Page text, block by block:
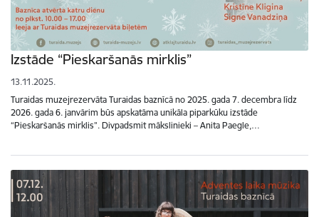
Izstāde “Pieskaršanās mirklis”
13.11.2025.
Turaidas muzejrezervāta Turaidas baznīcā no 2025. gada 7. decembra līdz
2026. gada 6. janvārim būs apskatāma unikāla piparkūku izstāde
“Pieskaršanās mirklis”. Divpadsmit mākslinieki – Anita Paegle,…